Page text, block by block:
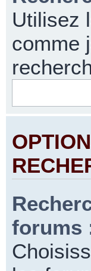
Utilisez
comme
forums